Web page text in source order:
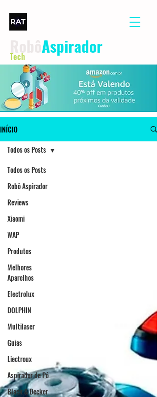
Aspirador
Tech
INÍCIO
Todos os Posts
Robô Aspirador
Reviews
Xiaomi
WAP
Produtos
Melhores
Aparelhos
Electrolux
DOLPHIN
Multilaser
Guias
Liectroux
Aspirador de Pó
Black & Decker
Todos os Posts